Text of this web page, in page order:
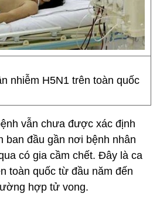
nhiễm H5N1 trên toàn quốc
vẫn chưa được xác định
ban đầu gần nơi bệnh nhân
có gia cầm chết. Đây là ca
toàn quốc từ đầu năm đến
hợp tử vong.